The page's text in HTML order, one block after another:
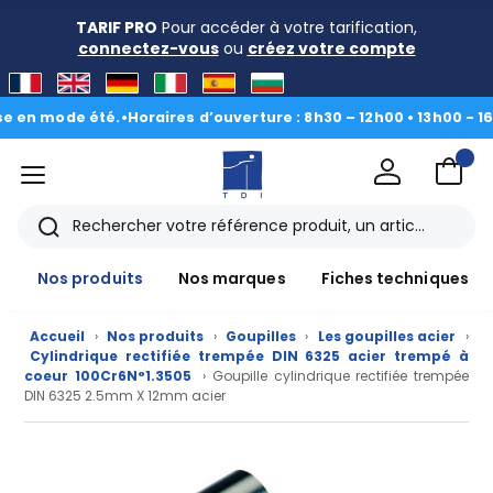
TARIF PRO Pour accéder à votre tarification,
connectez-vousou créez votre compte
été.•Horaires d’ouverture : 8h30 – 12h00 • 13h00 - 16h30 |
menu
Rechercher
Nos produits
Nos marques Fiches techniques
Accueil › Nos produits › Goupilles › Les goupilles acier
›
Cylindrique rectifiée trempée DIN 6325 acier trempé à
coeur 100Cr6N°1.3505
› Goupille cylindrique rectifiée trempée
DIN 6325 2.5mm X 12mm acier